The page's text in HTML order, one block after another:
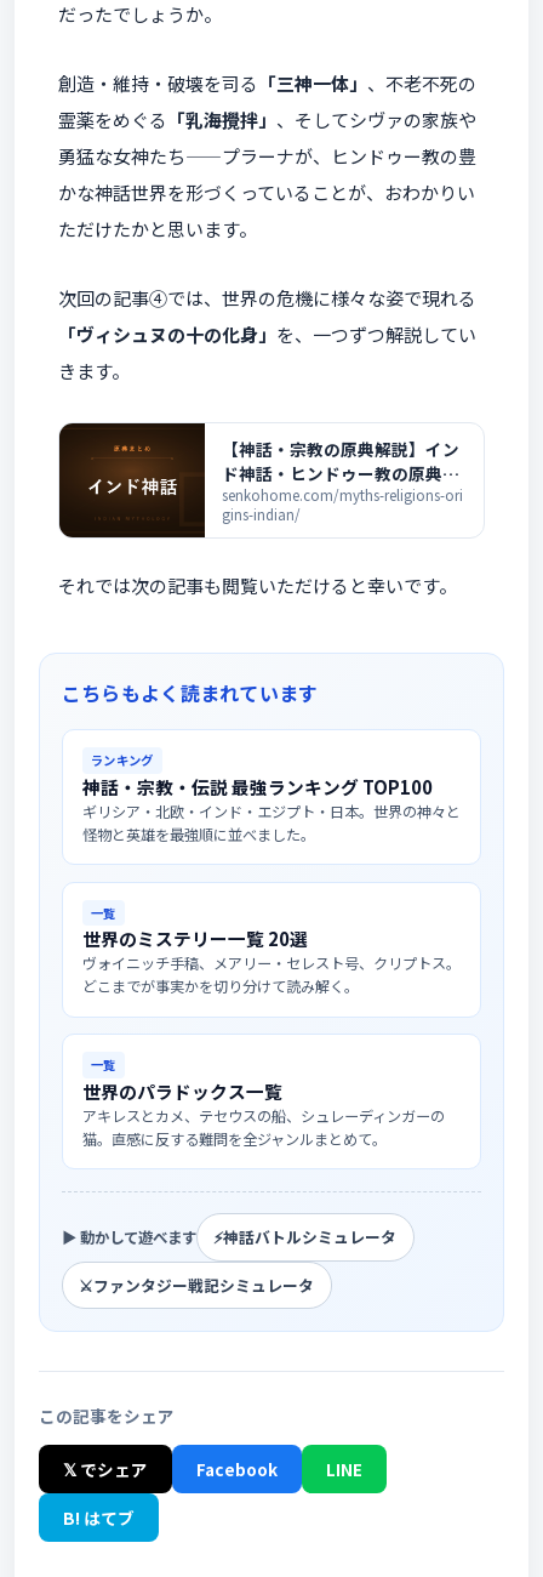
だったでしょうか。
創造・維持・破壊を司る 「三神一体」 、不老不死の
霊薬をめぐる 「乳海攪拌」 、そしてシヴァの家族や
勇猛な女神たち——プラーナが、ヒンドゥー教の豊
かな神話世界を形づくっていることが、おわかりい
ただけたかと思います。
次回の記事④では、世界の危機に様々な姿で現れる
「ヴィシュヌの十の化身」 を、一つずつ解説してい
きます。
【神話・宗教の原典解説】イン
ド神話・ヒンドゥー教の原典ま
とめ ― ヴェーダから二大叙事詩
まで
senkohome.com/myths-religions-ori
gins-indian/
それでは次の記事も閲覧いただけると幸いです。
こちらもよく読まれています
ランキング
神話・宗教・伝説 最強ランキング TOP100
ギリシア・北欧・インド・エジプト・日本。世界の神々と
怪物と英雄を最強順に並べました。
一覧
世界のミステリー一覧 20選
ヴォイニッチ手稿、メアリー・セレスト号、クリプトス。
どこまでが事実かを切り分けて読み解く。
一覧
世界のパラドックス一覧
アキレスとカメ、テセウスの船、シュレーディンガーの
猫。直感に反する難問を全ジャンルまとめて。
▶ 動かして遊べます ⚡神話バトルシミュレータ
⚔️ファンタジー戦記シミュレータ
この記事をシェア
𝕏 でシェア Facebook
LINE
B! はてブ